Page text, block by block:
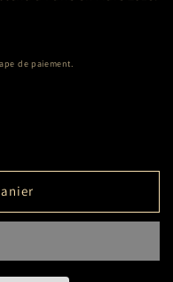
de paiement.